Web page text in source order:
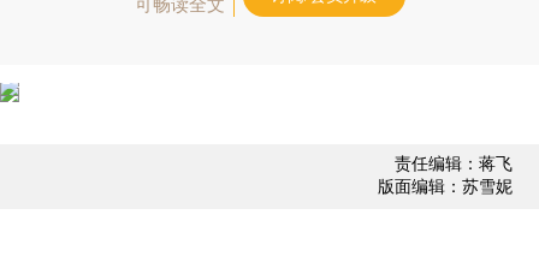
可畅读全文
责任编辑：蒋飞
版面编辑：苏雪妮